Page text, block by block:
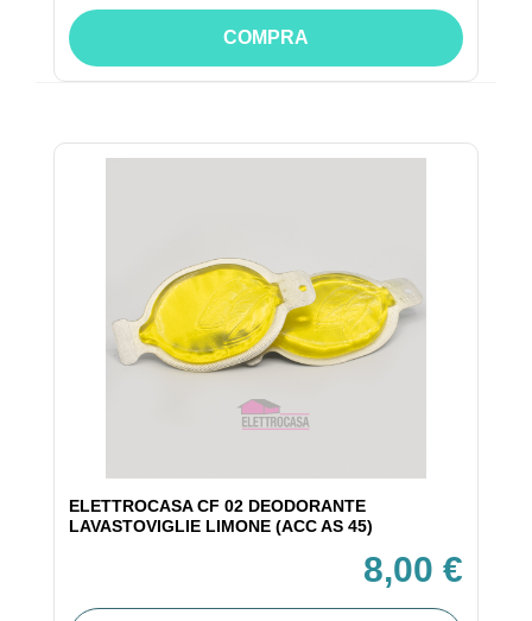
COMPRA
ELETTROCASA CF 02 DEODORANTE
LAVASTOVIGLIE LIMONE (ACC AS 45)
8,00 €